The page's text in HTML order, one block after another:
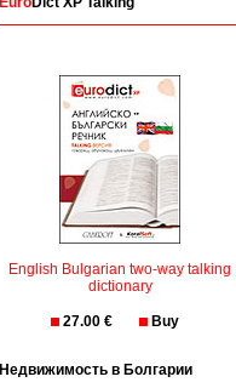
English Bulgarian two-way talking
dictionary
27.00 € Buy
Недвижимость в Болгарии